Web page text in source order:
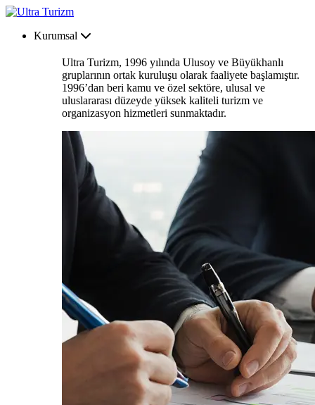
Kurumsal
Ultra Turizm, 1996 yılında Ulusoy ve Büyükhanlı
gruplarının ortak kuruluşu olarak faaliyete başlamıştır.
1996’dan beri kamu ve özel sektöre, ulusal ve
uluslararası düzeyde yüksek kaliteli turizm ve
organizasyon hizmetleri sunmaktadır.